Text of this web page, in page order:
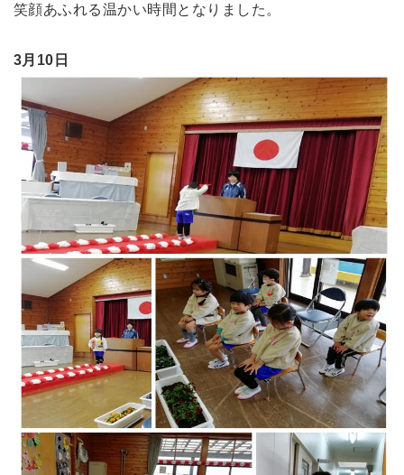
笑顔あふれる温かい時間となりました。
3月10日